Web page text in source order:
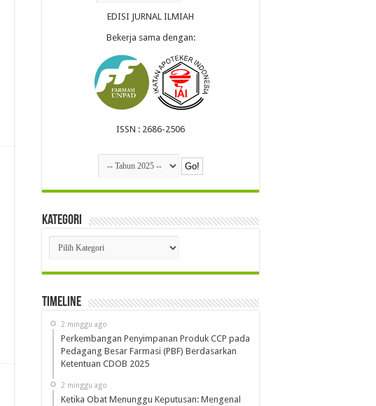
EDISI JURNAL ILMIAH
Bekerja sama dengan:
ISSN : 2686-2506
Kategori
Kategori
Timeline
2 minggu ago
Perkembangan Penyimpanan Produk CCP pada
Pedagang Besar Farmasi (PBF) Berdasarkan
Ketentuan CDOB 2025
2 minggu ago
Ketika Obat Menunggu Keputusan: Mengenal